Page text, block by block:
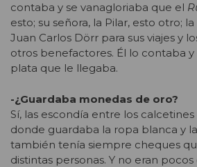
contaba y se vanagloriaba que el
esto; su señora, la Pilar, esto otro;
Juan Carlos Dörr para sus viajes y
otros benefactores. Él lo contaba
plata que le llegaba.
-¿Guardaba monedas de oro?
Sí, las escondía entre los
donde guardaba la ropa blanca y
también tenía siempre cheques
distintas personas. Y no eran